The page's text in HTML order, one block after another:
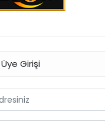
Üye Girişi